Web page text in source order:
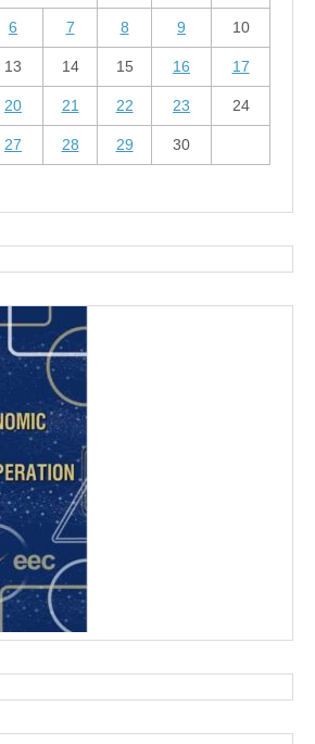
6 7 8 9 10
13 14 15 16 17
20 21 22 23 24
27 28 29
30